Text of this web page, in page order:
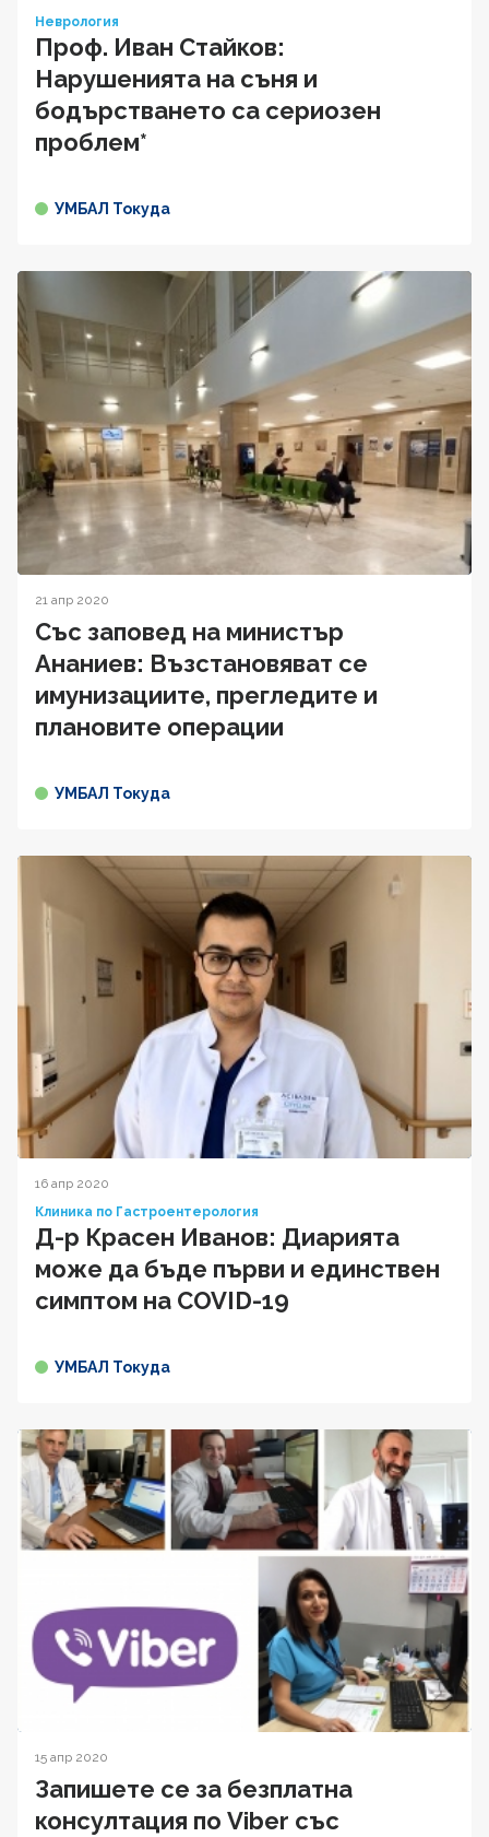
Неврология
Проф. Иван Стайков:
Нарушенията на съня и
бодърстването са сериозен
проблем*
УМБАЛ Токуда
21 апр 2020
Със заповед на министър
Ананиев: Възстановяват се
имунизациите, прегледите и
плановите операции
УМБАЛ Токуда
16 апр 2020
Клиника по Гастроентерология
Д-р Красен Иванов: Диарията
може да бъде първи и единствен
симптом на COVID-19
УМБАЛ Токуда
15 апр 2020
Запишете се за безплатна
консултация по Viber със